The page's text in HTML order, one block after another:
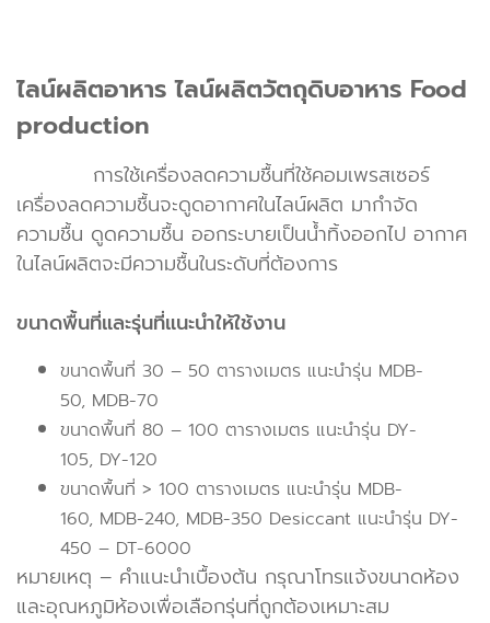
ไลน์ผลิตอาหาร ไลน์ผลิตวัตถุดิบอาหาร Food
production
การใช้เครื่องลดความชื้นที่ใช้คอมเพรสเซอร์
เครื่องลดความชื้นจะดูดอากาศในไลน์ผลิต มากำจัด
ความชื้น ดูดความชื้น ออกระบายเป็นน้ำทิ้งออกไป อากาศ
ในไลน์ผลิตจะมีความชื้นในระดับที่ต้องการ
ขนาดพื้นที่และรุ่นที่แนะนำให้ใช้งาน
ขนาดพื้นที่ 30 – 50 ตารางเมตร แนะนำรุ่น MDB-
50, MDB-70
ขนาดพื้นที่ 80 – 100 ตารางเมตร แนะนำรุ่น DY-
105, DY-120
ขนาดพื้นที่ > 100 ตารางเมตร แนะนำรุ่น MDB-
160, MDB-240, MDB-350 Desiccant แนะนำรุ่น DY-
450 – DT-6000
หมายเหตุ – คำแนะนำเบื้องต้น กรุณาโทรแจ้งขนาดห้อง
และอุณหภูมิห้องเพื่อเลือกรุ่นที่ถูกต้องเหมาะสม